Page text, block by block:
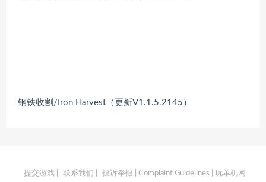
钢铁收割/Iron Harvest（更新V1.1.5.2145）
提交游戏| 联系我们 投诉举报 | Complaint Guidelines | 玩单机网